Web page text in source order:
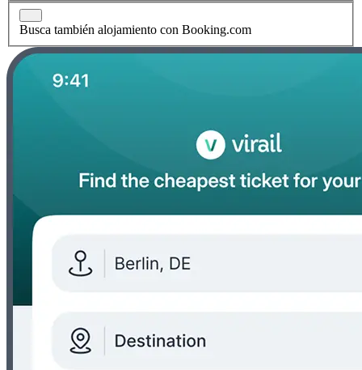
Busca también alojamiento con Booking.com